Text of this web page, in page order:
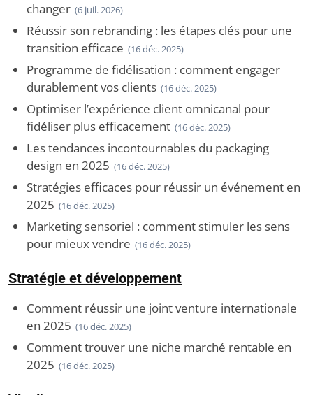
changer (6 juil. 2026)
Réussir son rebranding : les étapes clés pour une
transition efficace (16 déc. 2025)
Programme de fidélisation : comment engager
durablement vos clients (16 déc. 2025)
Optimiser l’expérience client omnicanal pour
fidéliser plus efficacement (16 déc. 2025)
Les tendances incontournables du packaging
design en 2025 (16 déc. 2025)
Stratégies efficaces pour réussir un événement en
2025 (16 déc. 2025)
Marketing sensoriel : comment stimuler les sens
pour mieux vendre (16 déc. 2025)
Stratégie et développement
Comment réussir une joint venture internationale
en 2025 (16 déc. 2025)
Comment trouver une niche marché rentable en
2025 (16 déc. 2025)